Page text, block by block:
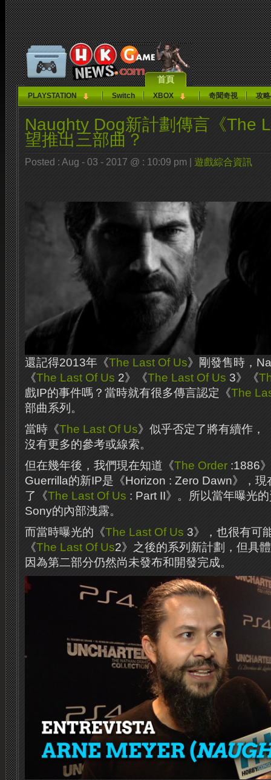
首頁
PLAYSTATION Switch XBOX 奇聞奇視 攻
Naughty Dog新計劃傳言《The
望推出三部曲？
Posted : Aug - 03 - 2017 @ : 10:09 pm | 遊戲綜合資訊
還記得2013年《The Last Of Us》剛發售時，
《The Last Of Us 2》《The Last Of Us 3》《
戲IP的事件嗎？當時就有很多傳言認定《The
部曲系列。
當時《The Last Of Us》似乎否定了將有續作，
沒有更多的參考或線索。
但在幾年後，我們現在知道《The Order :1886
Guerrilla的新IP是《Horizon : Zero Dawn》，
了《The Last Of Us : Part II》。所以當年曝光
Sony的內部洩露。
而當時曝光的《The Last Of Us 3》，也很有可
《The Last Of Us2》之後的系列新計劃，但具
因為第二部分仍然尚未發布和開發完成。